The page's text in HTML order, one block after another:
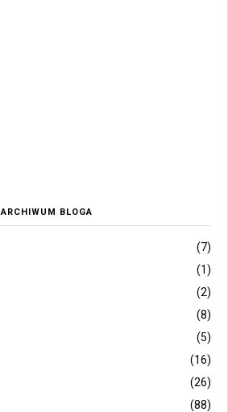
ARCHIWUM BLOGA
(7)
(1)
(2)
(8)
(5)
(16)
(26)
(88)